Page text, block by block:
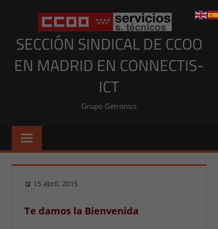
SECCIÓN SINDICAL DE CCOO
EN MADRID EN CONNECTIS-
ICT
Grupo Getronics
15 abril, 2015
Te damos la Bienvenida